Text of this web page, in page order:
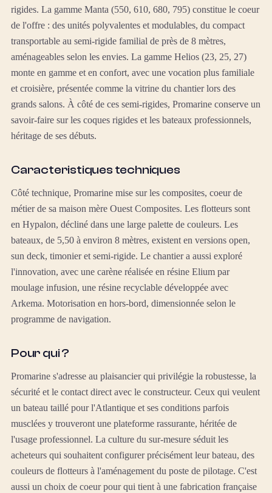
rigides. La gamme Manta (550, 610, 680, 795) constitue le coeur
de l'offre : des unités polyvalentes et modulables, du compact
transportable au semi-rigide familial de près de 8 mètres,
aménageables selon les envies. La gamme Helios (23, 25, 27)
monte en gamme et en confort, avec une vocation plus familiale
et croisière, présentée comme la vitrine du chantier lors des
grands salons. À côté de ces semi-rigides, Promarine conserve un
savoir-faire sur les coques rigides et les bateaux professionnels,
héritage de ses débuts.
Caracteristiques techniques
Côté technique, Promarine mise sur les composites, coeur de
métier de sa maison mère Ouest Composites. Les flotteurs sont
en Hypalon, décliné dans une large palette de couleurs. Les
bateaux, de 5,50 à environ 8 mètres, existent en versions open,
sun deck, timonier et semi-rigide. Le chantier a aussi exploré
l'innovation, avec une carène réalisée en résine Elium par
moulage infusion, une résine recyclable développée avec
Arkema. Motorisation en hors-bord, dimensionnée selon le
programme de navigation.
Pour qui ?
Promarine s'adresse au plaisancier qui privilégie la robustesse, la
sécurité et le contact direct avec le constructeur. Ceux qui veulent
un bateau taillé pour l'Atlantique et ses conditions parfois
musclées y trouveront une plateforme rassurante, héritée de
l'usage professionnel. La culture du sur-mesure séduit les
acheteurs qui souhaitent configurer précisément leur bateau, des
couleurs de flotteurs à l'aménagement du poste de pilotage. C'est
aussi un choix de coeur pour qui tient à une fabrication française